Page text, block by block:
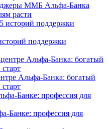
ММБ Альфа-Банка
расти
поддержки
Альфа-Банка: богатый
Банке: профессия для